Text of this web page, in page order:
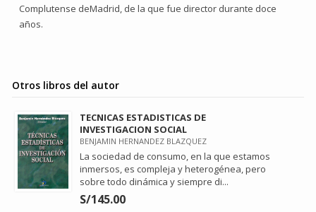
Complutense deMadrid, de la que fue director durante doce
años.
Otros libros del autor
TECNICAS ESTADISTICAS DE
INVESTIGACION SOCIAL
BENJAMIN HERNANDEZ BLAZQUEZ
La sociedad de consumo, en la que estamos
inmersos, es compleja y heterogénea, pero
sobre todo dinámica y siempre di...
S/145.00